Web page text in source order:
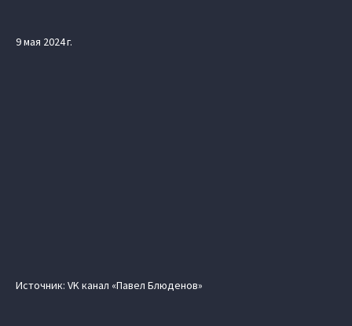
9 мая 2024 г.
Источник: VK канал «Павел Блюденов»